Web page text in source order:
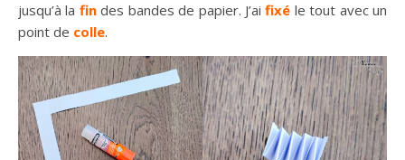
jusqu’à la fin des bandes de papier. J’aifixé le tout avec un
point de colle.